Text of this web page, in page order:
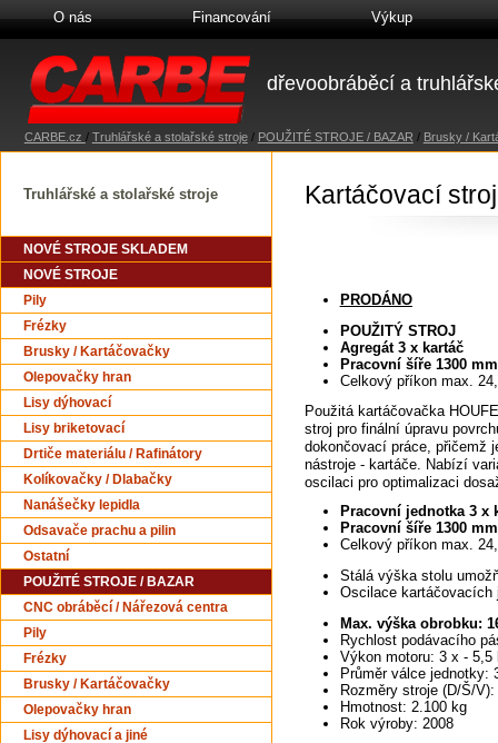
O nás Financování Výkup
dřevoobráběcí a
CARBE.cz / Truhlářské a stolařské stroje / POUŽITÉ STROJE / BAZAR / Brusky /
Truhlářské a stolařské stroje
NOVÉ STROJE SKLADEM
NOVÉ STROJE
Pily
Frézky
Brusky / Kartáčovačky
Olepovačky hran
Lisy dýhovací
Lisy briketovací
Drtiče materiálu / Rafinátory
Kolíkovačky / Dlabačky
Nanášečky lepidla
Odsavače prachu a pilin
Ostatní
POUŽITÉ STROJE / BAZAR
CNC obráběcí / Nářezová centra
Pily
Frézky
Brusky / Kartáčovačky
Olepovačky hran
Lisy dýhovací a jiné
Kartáčovací
PRODÁNO
POUŽITÝ STROJ
Agregát 3 x kartáč
Pracovní šíře 1300 mm
Celkový příkon max.
Použitá kartáčovačka
stroj pro finální úpravu
dokončovací práce, přičemž
nástroje - kartáče. Nabízí
oscilaci pro optimalizaci
Pracovní jednotka 3 x
Pracovní šíře 1300 mm
Celkový příkon max.
Stálá výška stolu
Oscilace kartáčovacích
Max. výška obrobku:
Rychlost podávacího
Výkon motoru: 3 x - 5,5
Průměr válce jednotky:
Rozměry stroje (D/Š/
Hmotnost: 2.100 kg
Rok výroby: 2008